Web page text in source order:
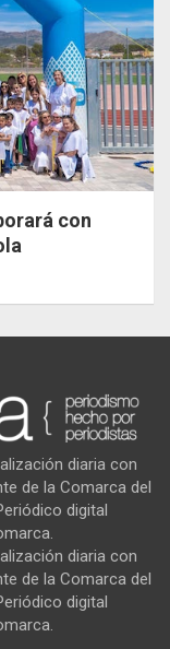
con
diaria con
de la Comarca del
digital
diaria con
de la Comarca del
digital